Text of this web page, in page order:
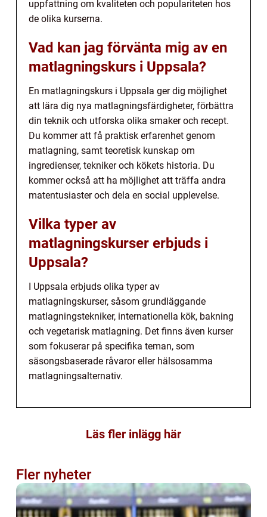
uppfattning om kvaliteten och populariteten hos
de olika kurserna.
Vad kan jag förvänta mig av en
matlagningskurs i Uppsala?
En matlagningskurs i Uppsala ger dig möjlighet
att lära dig nya matlagningsfärdigheter, förbättra
din teknik och utforska olika smaker och recept.
Du kommer att få praktisk erfarenhet genom
matlagning, samt teoretisk kunskap om
ingredienser, tekniker och kökets historia. Du
kommer också att ha möjlighet att träffa andra
matentusiaster och dela en social upplevelse.
Vilka typer av
matlagningskurser erbjuds i
Uppsala?
I Uppsala erbjuds olika typer av
matlagningskurser, såsom grundläggande
matlagningstekniker, internationella kök, bakning
och vegetarisk matlagning. Det finns även kurser
som fokuserar på specifika teman, som
säsongsbaserade råvaror eller hälsosamma
matlagningsalternativ.
Läs fler inlägg här
Fler nyheter